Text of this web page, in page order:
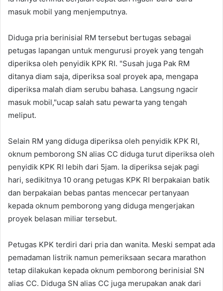
masuk mobil yang menjemputnya.
Diduga pria berinisial RM tersebut bertugas sebagai
petugas lapangan untuk mengurusi proyek yang tengah
diperiksa oleh penyidik KPK RI. "Susah juga Pak RM
ditanya diam saja, diperiksa soal proyek apa, mengapa
diperiksa malah diam serubu bahasa. Langsung ngacir
masuk mobil,"ucap salah satu pewarta yang tengah
meliput.
Selain RM yang diduga diperiksa oleh penyidik KPK RI,
oknum pemborong SN alias CC diduga turut diperiksa oleh
penyidik KPK RI lebih dari 5jam. Ia diperiksa sejak pagi
hari, sedikitnya 10 orang petugas KPK RI berpakaian batik
dan berpakaian bebas pantas mencecar pertanyaan
kepada oknum pemborong yang diduga mengerjakan
proyek belasan miliar tersebut.
Petugas KPK terdiri dari pria dan wanita. Meski sempat ada
pemadaman listrik namun pemeriksaan secara marathon
tetap dilakukan kepada oknum pemborong berinisial SN
alias CC. Diduga SN alias CC juga merupakan anak dari